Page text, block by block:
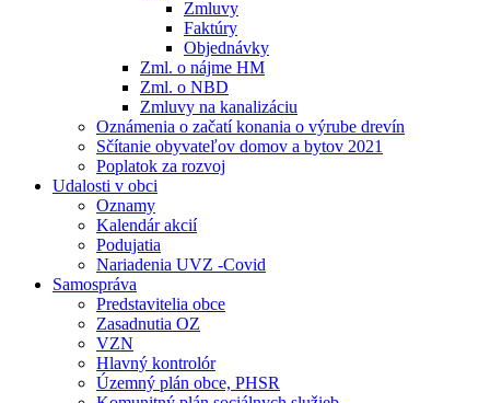
Zmluvy
Faktúry
Objednávky
Zml. o nájme HM
Zml. o NBD
Zmluvy na kanalizáciu
Oznámenia o začatí konania o výrube drevín
Sčítanie obyvateľov domov a bytov 2021
Poplatok za rozvoj
Udalosti v obci
Oznamy
Kalendár akcií
Podujatia
Nariadenia UVZ -Covid
Samospráva
Predstavitelia obce
Zasadnutia OZ
VZN
Hlavný kontrolór
Územný plán obce, PHSR